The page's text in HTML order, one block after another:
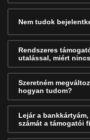
Nem tudok
Rendszeres
utalással, miért
Szeretném
hogyan tudom?
Lejár a
számát a támogatói